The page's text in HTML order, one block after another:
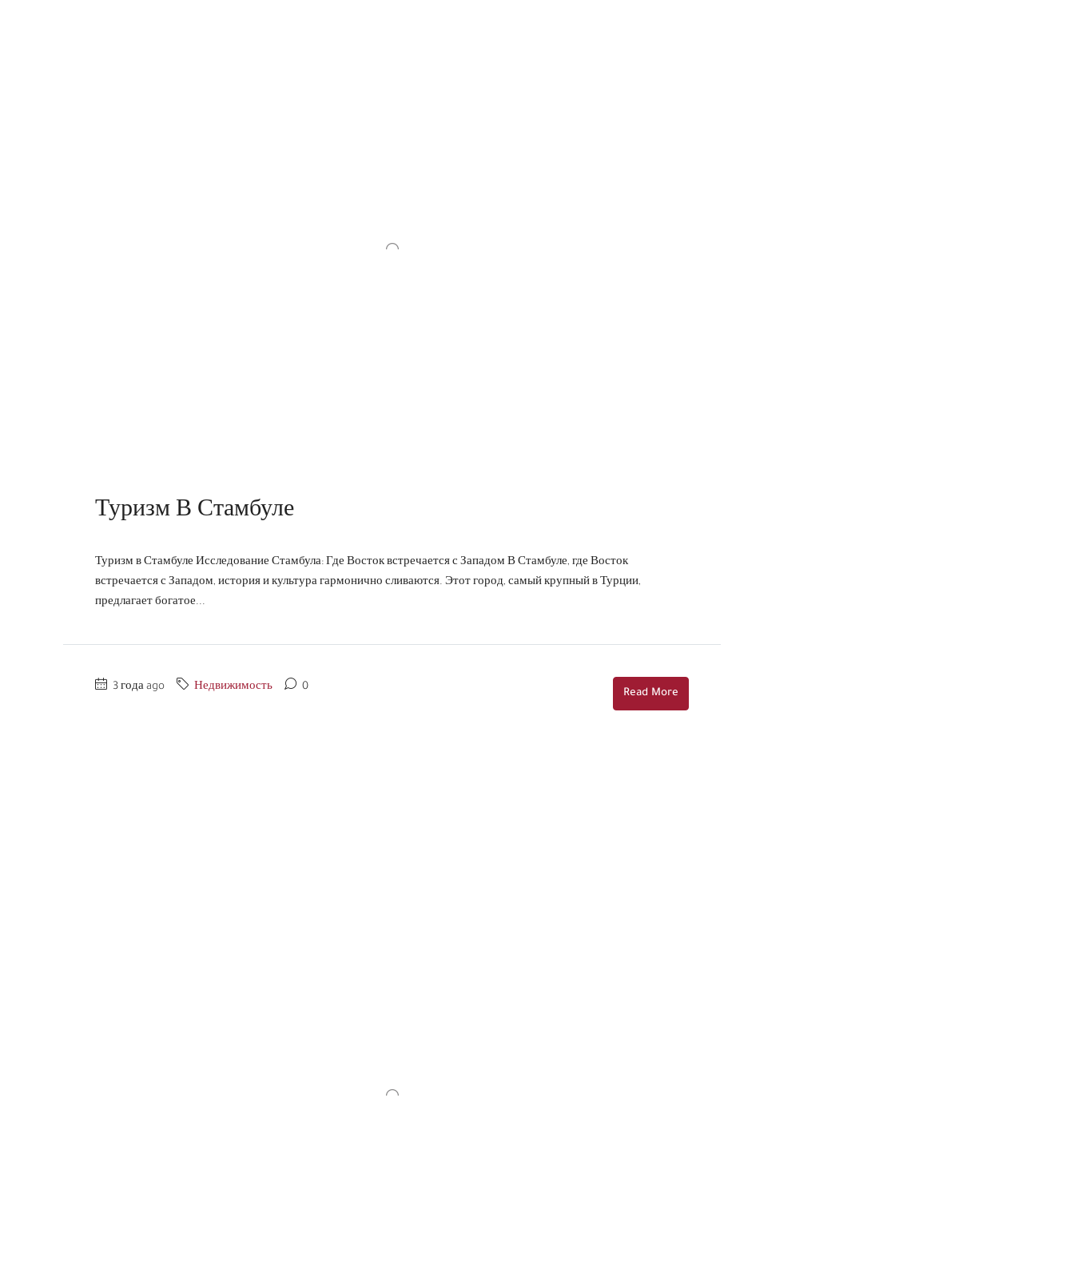
Туризм В Стамбуле
Туризм в Стамбуле Исследование Стамбула: Где Восток встречается с Западом В Стамбуле, где Восток
встречается с Западом, история и культура гармонично сливаются. Этот город, самый крупный в Турции,
предлагает богатое...
3 года ago Недвижимость 0
Read More